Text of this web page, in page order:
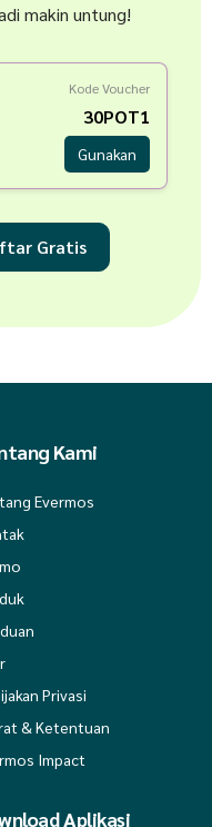
makin untung!
Kode Voucher
30POT1
Gunakan
Gratis
Kami
Evermos
Privasi
& Ketentuan
Impact
Aplikasi